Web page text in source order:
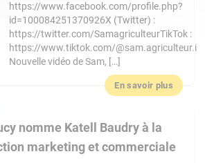
https://www.facebook.com/profile.php?
id=100084251370926X (Twitter) :
https://twitter.com/SamagriculteurTikTok :
https://www.tiktok.com/@sam.agriculteur.i
Nouvelle vidéo de Sam, […]
En savoir plus
nomme Katell Baudry à la
marketing et commerciale